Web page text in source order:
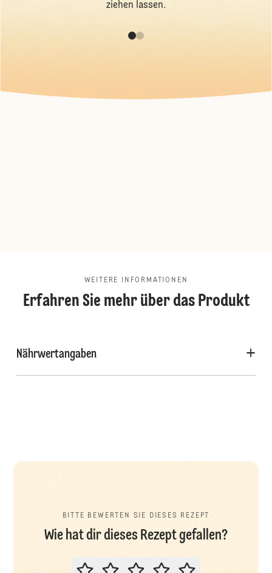
ziehen lassen.
WEITERE INFORMATIONEN
Erfahren Sie mehr über das Produkt
Nährwertangaben
BITTE BEWERTEN SIE DIESES REZEPT
Wie hat dir dieses Rezept gefallen?
BITTE BEWERTEN SIE DIESES